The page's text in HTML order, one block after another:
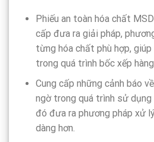
Phiếu an toàn hóa chất
cấp đưa ra giải pháp,
từng hóa chất phù hợp,
trong quá trình bốc xếp hàng
Cung cấp những cảnh báo
ngờ trong quá trình sử
đó đưa ra phương pháp xử
dàng hơn.